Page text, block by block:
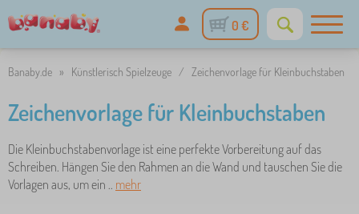
0 €
Banaby.de » Künstlerisch Spielzeuge / Zeichenvorlage für Kleinbuchstaben
Zeichenvorlage für Kleinbuchstaben
Die Kleinbuchstabenvorlage ist eine perfekte Vorbereitung auf das
Schreiben. Hängen Sie den Rahmen an die Wand und tauschen Sie die
Vorlagen aus, um ein .. mehr